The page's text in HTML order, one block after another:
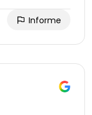
Informe